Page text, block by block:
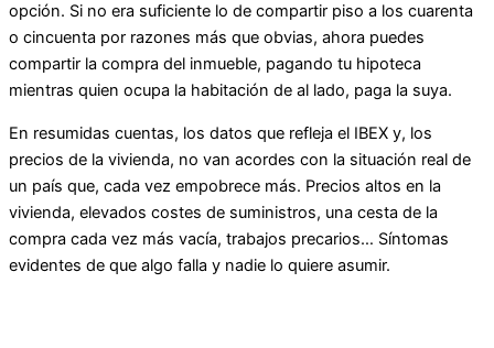
opción. Si no era suficiente lo de compartir piso a los cuarenta
o cincuenta por razones más que obvias, ahora puedes
compartir la compra del inmueble, pagando tu hipoteca
mientras quien ocupa la habitación de al lado, paga la suya.
En resumidas cuentas, los datos que refleja el IBEX y, los
precios de la vivienda, no van acordes con la situación real de
un país que, cada vez empobrece más. Precios altos en la
vivienda, elevados costes de suministros, una cesta de la
compra cada vez más vacía, trabajos precarios… Síntomas
evidentes de que algo falla y nadie lo quiere asumir.